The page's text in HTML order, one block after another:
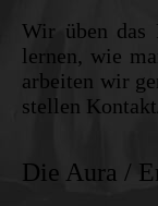
Wir üben das
lernen, wie
arbeiten wir
stellen
Die Aura /